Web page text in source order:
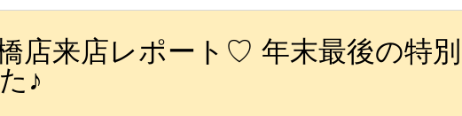
店来店レポート♡ 年末最後の特
♪